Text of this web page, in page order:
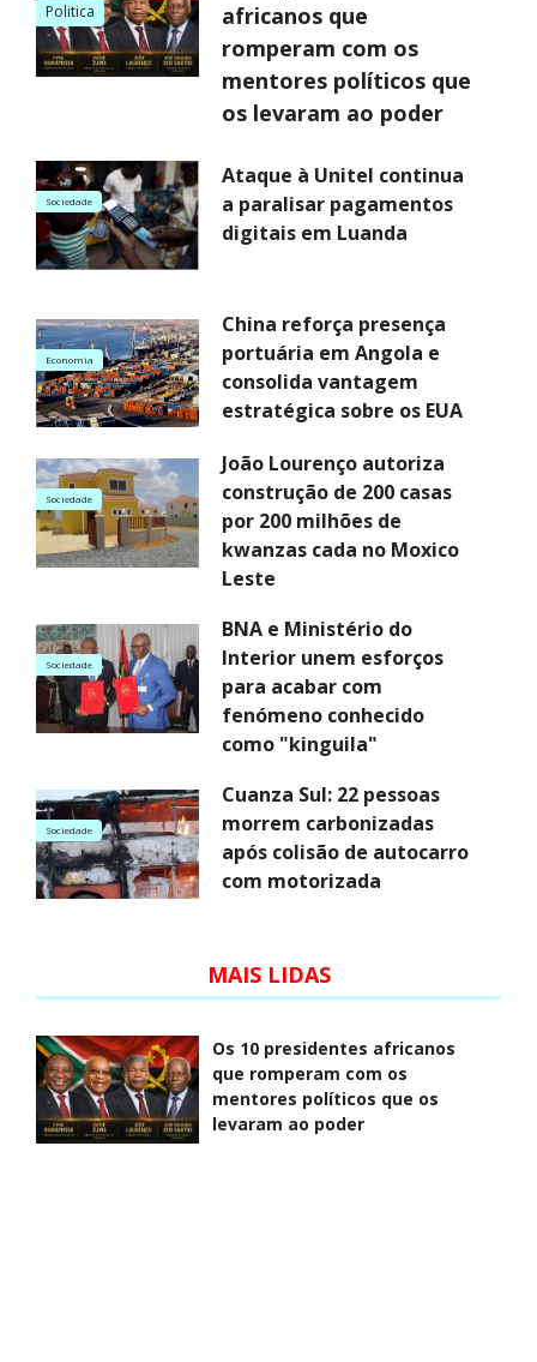
Politica
africanos que
romperam com os
mentores políticos que
os levaram ao poder
Sociedade
Ataque à Unitel continua
a paralisar pagamentos
digitais em Luanda
Economia
China reforça presença
portuária em Angola e
consolida vantagem
estratégica sobre os EUA
Sociedade
João Lourenço autoriza
construção de 200 casas
por 200 milhões de
kwanzas cada no Moxico
Leste
Sociedade
BNA e Ministério do
Interior unem esforços
para acabar com
fenómeno conhecido
como "kinguila"
Sociedade
Cuanza Sul: 22 pessoas
morrem carbonizadas
após colisão de autocarro
com motorizada
MAIS LIDAS
Os 10 presidentes africanos
que romperam com os
mentores políticos que os
levaram ao poder